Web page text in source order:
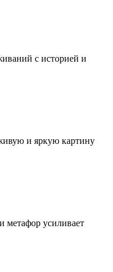
с историей и
и яркую картину
метафор усиливает